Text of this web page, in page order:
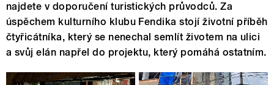
najdete v doporučení turistických průvodců. Za
úspěchem kulturního klubu Fendika stojí životní příběh
čtyřicátníka, který se nenechal semlít životem na ulici
a svůj elán napřel do projektu, který pomáhá ostatním.